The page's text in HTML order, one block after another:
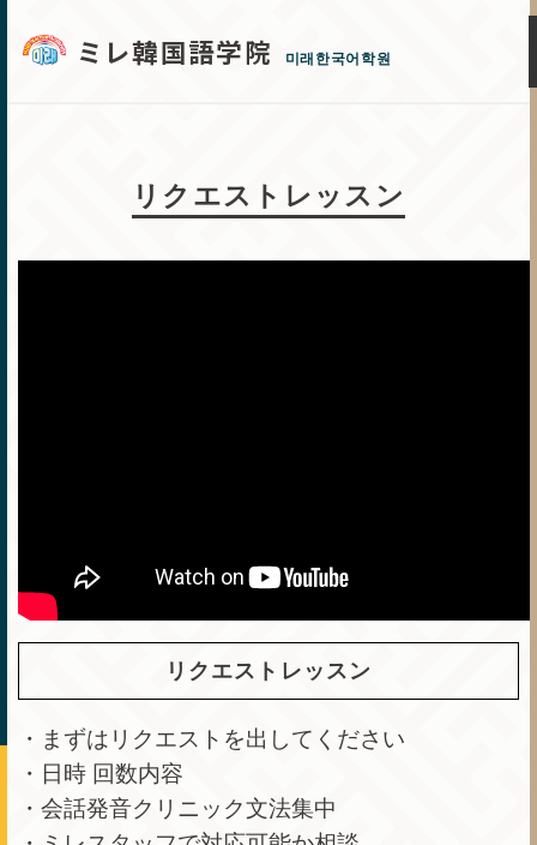
ミレ韓国語学院 미래한국어학원
リクエストレッスン
リクエストレッスン
・まずはリクエストを出してください
・日時 回数内容
・会話発音クリニック文法集中